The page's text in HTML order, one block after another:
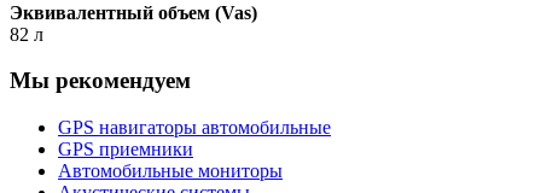
Эквивалентный объем (Vas)
82 л
Мы рекомендуем
GPS навигаторы автомобильные
GPS приемники
Автомобильные мониторы